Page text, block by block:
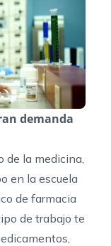
demanda
de la medicina,
en la escuela
de farmacia
de trabajo te